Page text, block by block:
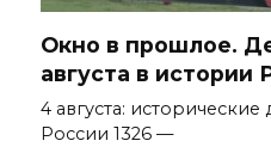
Окно в прошлое.
августа в истории
4 августа: исторические
России 1326 —